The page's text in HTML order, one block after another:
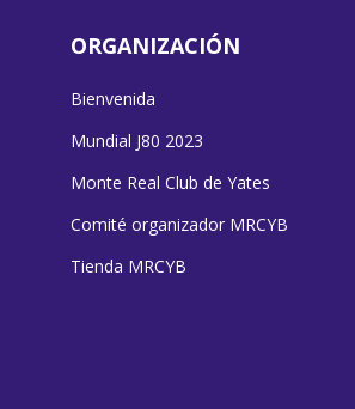
ORGANIZACIÓN
Bienvenida
Mundial J80 2023
Monte Real Club de Yates
Comité organizador MRCYB
Tienda MRCYB